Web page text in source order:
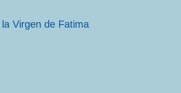
Virgen de Fatima